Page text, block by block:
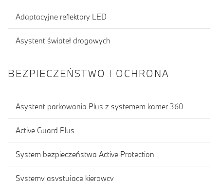
Adaptacyjne reflektory LED
Asystent świateł drogowych
BEZPIECZEŃSTWO I OCHRONA
Asystent parkowania Plus z systemem kamer 360
Active Guard Plus
System bezpieczeństwa Active Protection
Systemy asystujące kierowcy